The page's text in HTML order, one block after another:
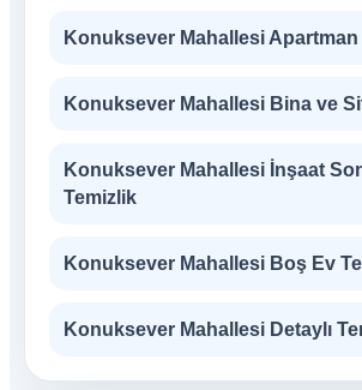
Konuksever Mahallesi
Konuksever Mahallesi Bina ve
Konuksever Mahallesi İnşaat
Temizlik
Konuksever Mahallesi Boş Ev
Konuksever Mahallesi Detaylı